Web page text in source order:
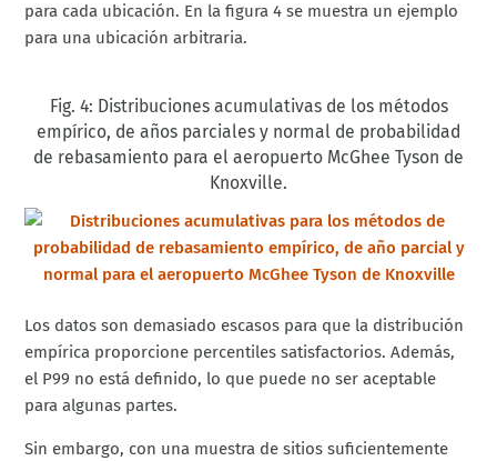
para cada ubicación. En la figura 4 se muestra un ejemplo
para una ubicación arbitraria.
Fig. 4: Distribuciones acumulativas de los métodos
empírico, de años parciales y normal de probabilidad
de rebasamiento para el aeropuerto McGhee Tyson de
Knoxville.
Los datos son demasiado escasos para que la distribución
empírica proporcione percentiles satisfactorios. Además,
el P99 no está definido, lo que puede no ser aceptable
para algunas partes.
Sin embargo, con una muestra de sitios suficientemente